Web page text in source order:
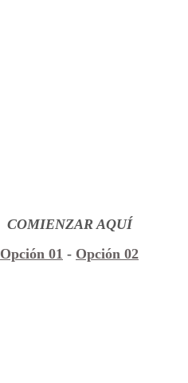
COMIENZAR AQUÍ
Opción 01 - Opción 02